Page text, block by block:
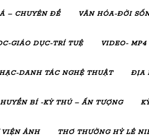
– CHUYÊN ĐỀ VĂN HÓA-ĐỜI
GIÁO DỤC-TRÍ TUỆ VIDEO- MP4
DANH TÁC NGHỆ THUẬT ĐỊA
BÍ -KỲ THÚ – ẤN TƯỢNG
ẢNH THƠ THƯỜNG HỶ LÊ